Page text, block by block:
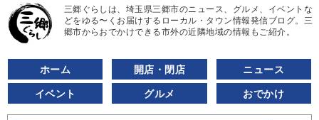
三郷ぐらしは、埼玉県三郷市のニュース、グルメ、イベントな
どをゆる〜くお届けするローカル・タウン情報発信ブログ。三
郷市からおでかけできる市外の近隣地域の情報もご紹介。
ホーム 開店・閉店 ニュース
イベント グルメ おでかけ